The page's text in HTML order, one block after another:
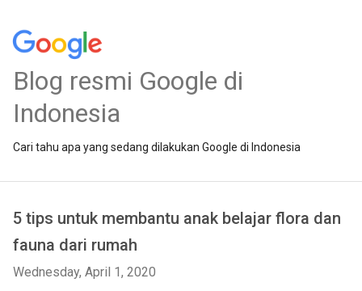
Blog resmi Google di
Indonesia
Cari tahu apa yang sedang dilakukan Google di Indonesia
5 tips untuk membantu anak belajar flora dan
fauna dari rumah
Wednesday, April 1, 2020